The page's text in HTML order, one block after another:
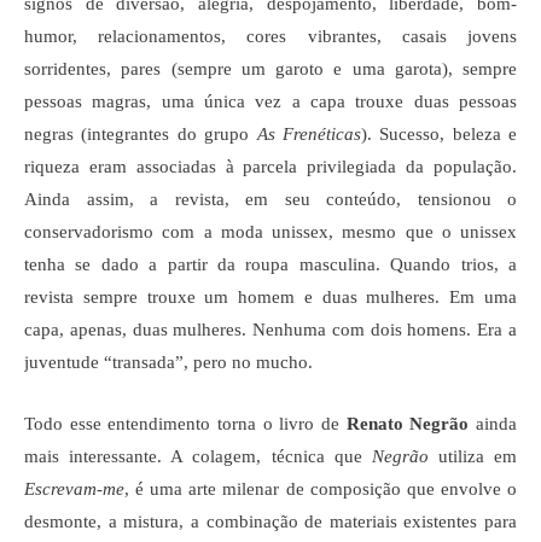
humor, relacionamentos, cores vibrantes, casais jovens
sorridentes, pares (sempre um garoto e uma garota), sempre
pessoas magras, uma única vez a capa trouxe duas pessoas
negras (integrantes do grupo As Frenéticas). Sucesso, beleza e
riqueza eram associadas à parcela privilegiada da população.
Ainda assim, a revista, em seu conteúdo, tensionou o
conservadorismo com a moda unissex, mesmo que o unissex
tenha se dado a partir da roupa masculina. Quando trios, a
revista sempre trouxe um homem e duas mulheres. Em uma
capa, apenas, duas mulheres. Nenhuma com dois homens. Era a
juventude “transada”, pero no mucho.
Todo esse entendimento torna o livro de Renato Negrão ainda
mais interessante. A colagem, técnica que Negrão utiliza em
Escrevam-me, é uma arte milenar de composição que envolve o
desmonte, a mistura, a combinação de materiais existentes para